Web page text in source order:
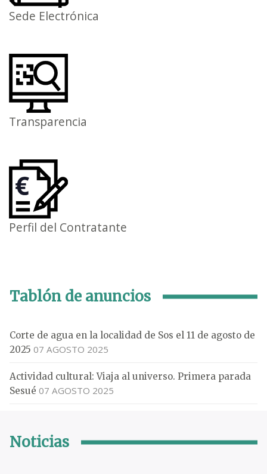
Sede Electrónica
Transparencia
Perfil del Contratante
Tablón de anuncios
Corte de agua en la localidad de Sos el 11 de agosto de
2025 07 AGOSTO 2025
Actividad cultural: Viaja al universo. Primera parada
Sesué 07 AGOSTO 2025
Noticias